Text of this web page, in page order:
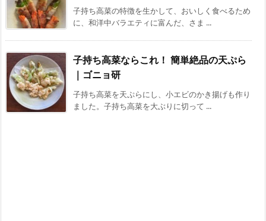
子持ち高菜の特徴を生かして、おいしく食べるため
に、和洋中バラエティに富んだ、さま ...
子持ち高菜ならこれ！ 簡単絶品の天ぷら
｜ゴニョ研
子持ち高菜を天ぷらにし、小エビのかき揚げも作り
ました。子持ち高菜を大ぶりに切って ...